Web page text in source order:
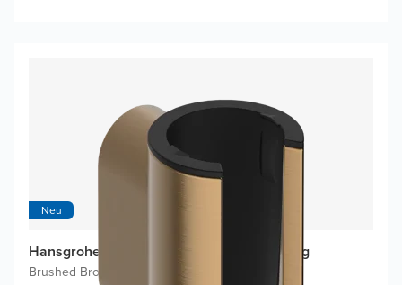
Neu
Hansgrohe Porter Fine Duschkopfhalterung
Brushed Bronze